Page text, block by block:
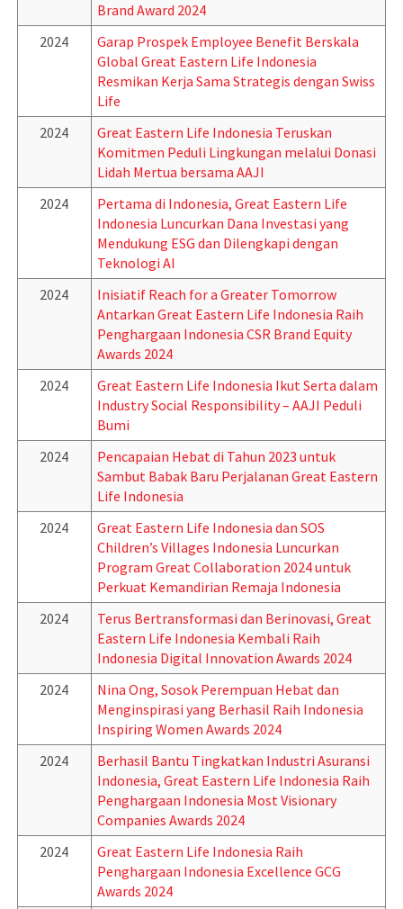
Brand Award 2024
2024
Garap Prospek Employee Benefit Berskala
Global Great Eastern Life Indonesia
Resmikan Kerja Sama Strategis dengan Swiss
Life
2024
Great Eastern Life Indonesia Teruskan
Komitmen Peduli Lingkungan melalui Donasi
Lidah Mertua bersama AAJI
2024
Pertama di Indonesia, Great Eastern Life
Indonesia Luncurkan Dana Investasi yang
Mendukung ESG dan Dilengkapi dengan
Teknologi AI
2024
Inisiatif Reach for a Greater Tomorrow
Antarkan Great Eastern Life Indonesia Raih
Penghargaan Indonesia CSR Brand Equity
Awards 2024
2024
Great Eastern Life Indonesia Ikut Serta dalam
Industry Social Responsibility – AAJI Peduli
Bumi
2024
Pencapaian Hebat di Tahun 2023 untuk
Sambut Babak Baru Perjalanan Great Eastern
Life Indonesia
2024
Great Eastern Life Indonesia dan SOS
Children’s Villages Indonesia Luncurkan
Program Great Collaboration 2024 untuk
Perkuat Kemandirian Remaja Indonesia
2024
Terus Bertransformasi dan Berinovasi, Great
Eastern Life Indonesia Kembali Raih
Indonesia Digital Innovation Awards 2024
2024
Nina Ong, Sosok Perempuan Hebat dan
Menginspirasi yang Berhasil Raih Indonesia
Inspiring Women Awards 2024
2024
Berhasil Bantu Tingkatkan Industri Asuransi
Indonesia, Great Eastern Life Indonesia Raih
Penghargaan Indonesia Most Visionary
Companies Awards 2024
2024
Great Eastern Life Indonesia Raih
Penghargaan Indonesia Excellence GCG
Awards 2024